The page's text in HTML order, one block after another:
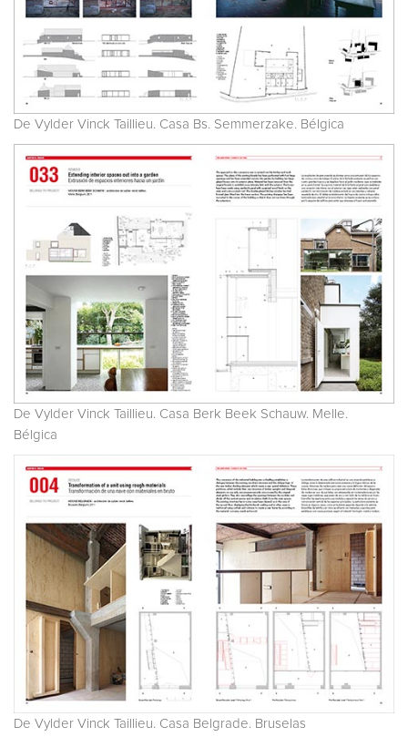
De Vylder Vinck Taillieu. Casa Bs. Semmerzake. Bélgica
De Vylder Vinck Taillieu. Casa Berk Beek Schauw. Melle.
Bélgica
De Vylder Vinck Taillieu. Casa Belgrade. Bruselas